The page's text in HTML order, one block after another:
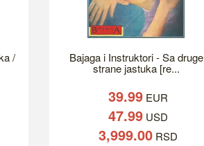
/ Bajaga i Instruktori - Sa druge
strane jastuka [re...
39.99EUR
47.99USD
3,999.00RSD